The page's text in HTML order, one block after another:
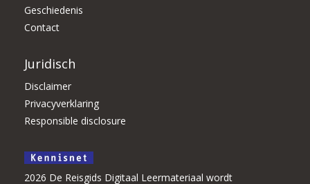
Geschiedenis
Contact
Juridisch
Disclaimer
Privacyverklaring
Responsible disclosure
2026 De Reisgids Digitaal Leermateriaal wordt